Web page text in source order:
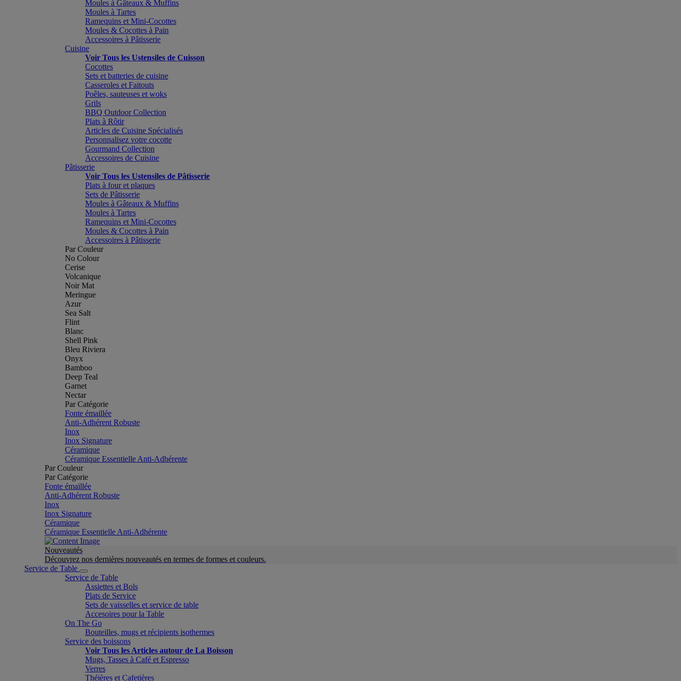
Moules à Gâteaux & Muffins
Moules à Tartes
Ramequins et Mini-Cocottes
Moules & Cocottes à Pain
Accessoires à Pâtisserie
Cuisine
Voir Tous les Ustensiles de Cuisson
Cocottes
Sets et batteries de cuisine
Casseroles et Faitouts
Poêles, sauteuses et woks
Grils
BBQ Outdoor Collection
Plats à Rôtir
Articles de Cuisine Spécialisés
Personnalisez votre cocotte
Gourmand Collection
Accessoires de Cuisine
Pâtisserie
Voir Tous les Ustensiles de Pâtisserie
Plats à four et plaques
Sets de Pâtisserie
Moules à Gâteaux & Muffins
Moules à Tartes
Ramequins et Mini-Cocottes
Moules & Cocottes à Pain
Accessoires à Pâtisserie
Par Couleur
No Colour
Cerise
Volcanique
Noir Mat
Meringue
Azur
Sea Salt
Flint
Blanc
Shell Pink
Bleu Riviera
Onyx
Bamboo
Deep Teal
Garnet
Nectar
Par Catégorie
Fonte émaillée
Anti-Adhérent Robuste
Inox
Inox Signature
Céramique
Céramique Essentielle Anti-Adhérente
Par Couleur
Par Catégorie
Fonte émaillée
Anti-Adhérent Robuste
Inox
Inox Signature
Céramique
Céramique Essentielle Anti-Adhérente
Nouveautés
Découvrez nos dernières nouveautés en termes de formes et couleurs.
Service de Table
Service de Table
Assiettes et Bols
Plats de Service
Sets de vaisselles et service de table
Accesoires pour la Table
On The Go
Bouteilles, mugs et récipients isothermes
Service des boissons
Voir Tous les Articles autour de La Boisson
Mugs, Tasses à Café et Espresso
Verres
Théières et Cafetières